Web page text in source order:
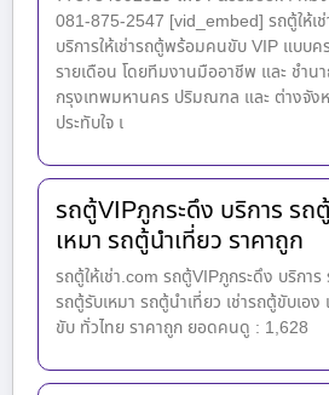
081-875-2547 [vid_embed] รถตู้ให้เ
บริการให้เช่ารถตู้พร้อมคนขับ VIP แบบ
รายเดือน โดยทีมงานมืออาชีพ และ ชำ
กรุงเทพมหานคร ปริมณฑล และ ต่างจัง
ประทับใจ เ
รถตู้VIPภูกระดึง บริการ รถ
เหมา รถตู้นำเที่ยว ราคาถูก
รถตู้ให้เช่า.com รถตู้VIPภูกระดึง บริการ
รถตู้รับเหมา รถตู้นำเที่ยว เช่ารถตู้ขับเอ
ขับ ทั่วไทย ราคาถูก ยอดคนดู : 1,628